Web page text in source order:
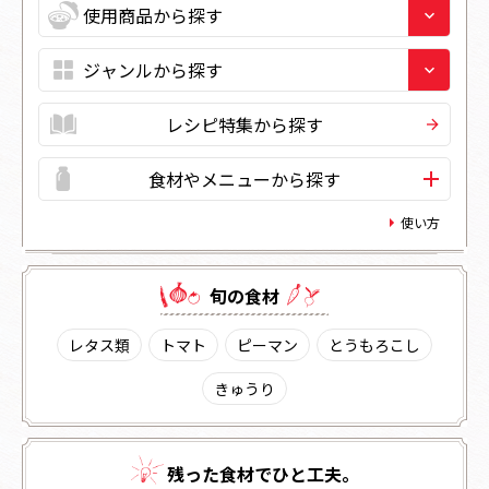
レシピ特集から探す
食材やメニューから探す
使い方
旬の⾷材
レタス類 トマト ピーマン
とうもろこし
きゅうり
残った⾷材でひと⼯夫。